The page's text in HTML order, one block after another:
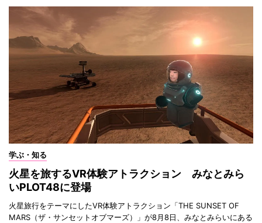
学ぶ・知る
火星を旅するVR体験アトラクション みなとみら
いPLOT48に登場
火星旅行をテーマにしたVR体験アトラクション「THE SUNSET OF
MARS（ザ・サンセットオブマーズ）」が8月8日、みなとみらいにある